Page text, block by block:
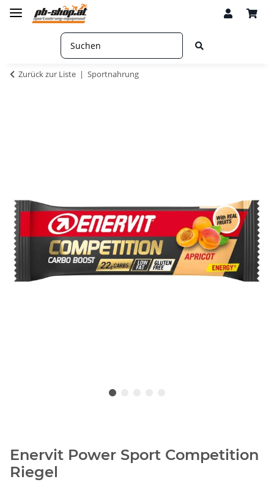
Zurück zur Liste Sportnahrung
Enervit Power Sport Competition
Riegel